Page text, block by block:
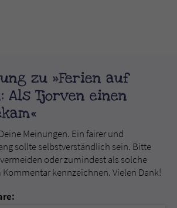
zu »Ferien auf
Als Tjorven einen
Meinungen. Ein fairer und
sollte selbstverständlich sein. Bitte
oder zumindest als solche
kennzeichnen. Vielen Dank!